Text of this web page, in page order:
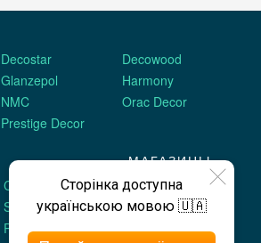
Decostar
Decowood
Glanzepol
Harmony
NMC
Orac Decor
Prestige Decor
Crystalit
Sauberg
Plastolit
МАГАЗИНЫ
Двери Omis
Stickerwall
Жидкие обои
Сторінка доступна
українською мовою 🇺🇦